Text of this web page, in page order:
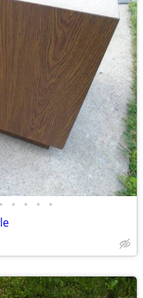
• • • • •